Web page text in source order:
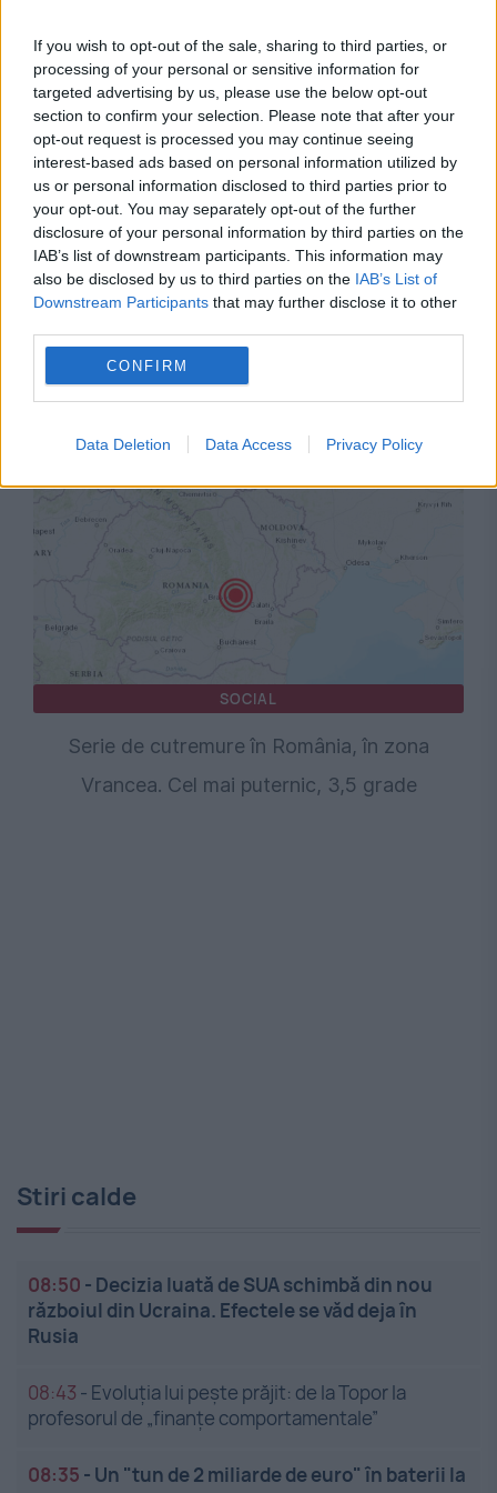
If you wish to opt-out of the sale, sharing to third parties, or
processing of your personal or sensitive information for
targeted advertising by us, please use the below opt-out
section to confirm your selection. Please note that after your
opt-out request is processed you may continue seeing
interest-based ads based on personal information utilized by
us or personal information disclosed to third parties prior to
your opt-out. You may separately opt-out of the further
disclosure of your personal information by third parties on the
IAB’s list of downstream participants. This information may
also be disclosed by us to third parties on the IAB’s List of
Downstream Participants that may further disclose it to other
CONFIRM
Data Deletion Data Access Privacy Policy
SOCIAL
Blocurile cu risc seismic din Capitală, blocate
de o minoritate. De ce refuză unii proprietari
SOCIAL
Serie de cutremure în România, în zona
Vrancea. Cel mai puternic, 3,5 grade
Stiri calde
08:50 - Decizia luată de SUA schimbă din nou
războiul din Ucraina. Efectele se văd deja în
Rusia
08:43 - Evoluția lui pește prăjit: de la Topor la
profesorul de „finanțe comportamentale”
08:35 - Un "tun de 2 miliarde de euro" în baterii la